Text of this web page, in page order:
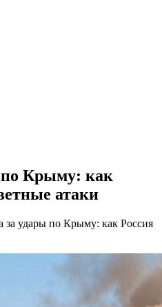
по Крыму: как
атаки
за удары по Крыму: как Россия